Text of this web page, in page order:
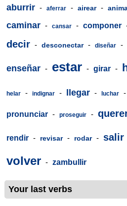
aburrir - aferrar - airear -
caminar - cansar - componer
decir - desconectar - diseñar -
enseñar - estar - girar -
helar - indignar - llegar - luchar -
pronunciar - proseguir -
rendir - revisar - rodar - salir
volver - zambullir
Your last verbs